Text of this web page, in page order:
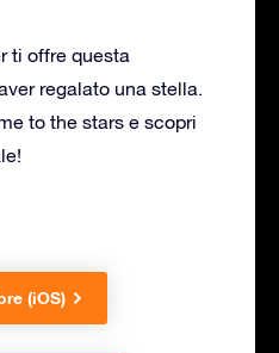
ti offre questa
regalato una stella.
to the stars e scopri
(iOS)